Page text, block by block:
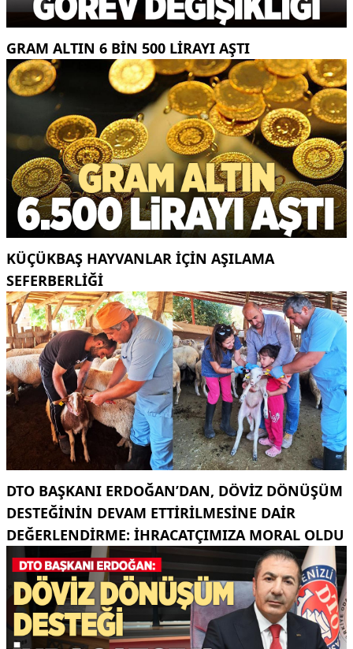
GRAM ALTIN 6 BIN 500 LIRAYI AŞTI
KÜÇÜKBAŞ HAYVANLAR İÇİN AŞILAMA
SEFERBERLİĞİ
DTO BAŞKANI ERDOĞAN’DAN, DÖVIZ DÖNÜŞÜM
DESTEĞININ DEVAM ETTIRILMESINE DAIR
DEĞERLENDIRME: İHRACATÇIMIZA MORAL OLDU